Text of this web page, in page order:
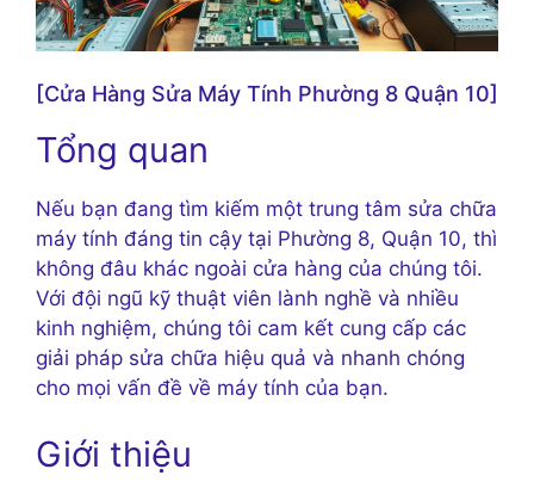
[Cửa Hàng Sửa Máy Tính Phường 8 Quận 10]
Tổng quan
Nếu bạn đang tìm kiếm một trung tâm sửa chữa
máy tính đáng tin cậy tại Phường 8, Quận 10, thì
không đâu khác ngoài cửa hàng của chúng tôi.
Với đội ngũ kỹ thuật viên lành nghề và nhiều
kinh nghiệm, chúng tôi cam kết cung cấp các
giải pháp sửa chữa hiệu quả và nhanh chóng
cho mọi vấn đề về máy tính của bạn.
Giới thiệu